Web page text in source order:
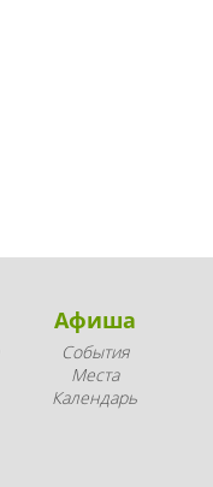
Афиша
События
Места
Календарь